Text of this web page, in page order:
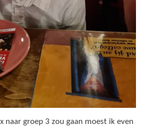
naar groep 3 zou gaan moest ik even